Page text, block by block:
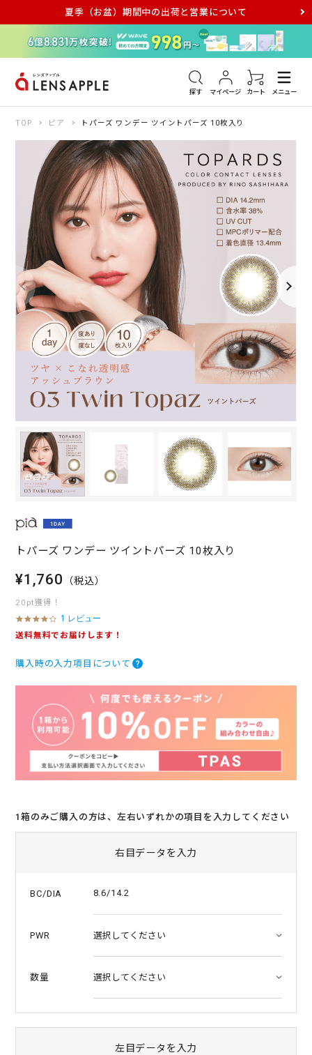
夏季（お盆）期間中の出荷と営業について
探す マイページ カート メニュー
アキュビュー メダリスト メガネ
TOP ピア トパーズ ワンデー ツイントパーズ 10枚入り
トパーズ ワンデー ツイントパーズ 10枚入り
¥1,760 （税込）
20pt獲得！
4
.
t
r
t
n
g
1 レビュー
送料無料でお届けします！
購入時の入力項目について
1箱のみご購入の方は、左右いずれかの項目を入力してください
右目データを入力
BC/DIA 8.6/14.2
PWR
数量
左目データを入力